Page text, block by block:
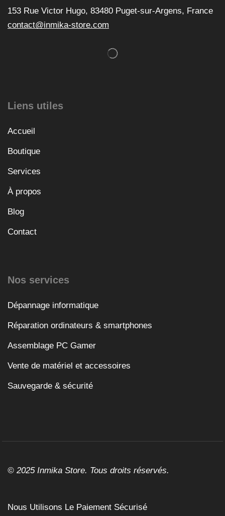
153 Rue Victor Hugo, 83480 Puget-sur-Argens, France
contact@inmika-store.com
Liens utiles
Accueil
Boutique
Services
À propos
Blog
Contact
Nos services
Dépannage informatique
Réparation ordinateurs & smartphones
Assemblage PC Gamer
Vente de matériel et accessoires
Sauvegarde & sécurité
© 2025 Inmika Store. Tous droits réservés.
Nous Utilisons Le Paiement Sécurisé